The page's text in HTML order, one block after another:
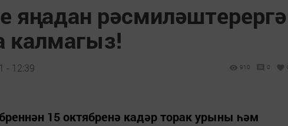
яңадан рәсмиләштерергә
калмагыз!
- 12:39 910 0
15 октябренә кадәр торак урыны һәм